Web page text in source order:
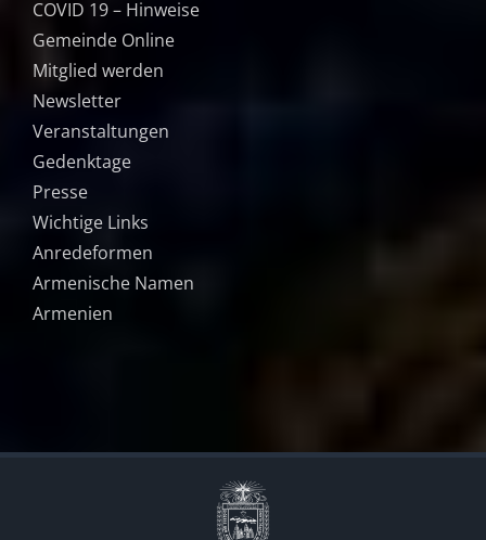
COVID 19 – Hinweise
Gemeinde Online
Mitglied werden
Newsletter
Veranstaltungen
Gedenktage
Presse
Wichtige Links
Anredeformen
Armenische Namen
Armenien